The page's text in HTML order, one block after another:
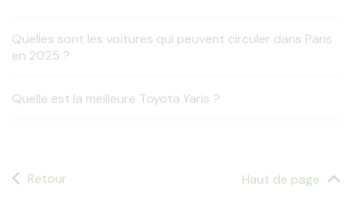
Quelles sont les voitures qui peuvent circuler dans Paris
en 2025 ?
Quelle est la meilleure Toyota Yaris ?
Retour Haut de page